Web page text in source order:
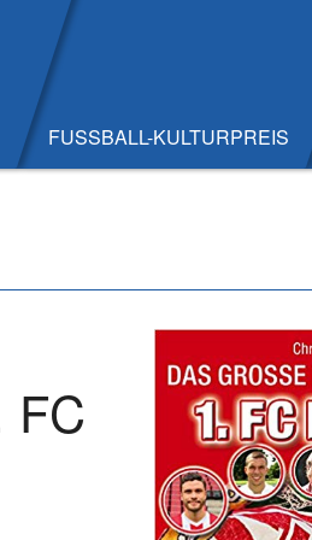
FUSSBALL-KULTURPREIS
FC